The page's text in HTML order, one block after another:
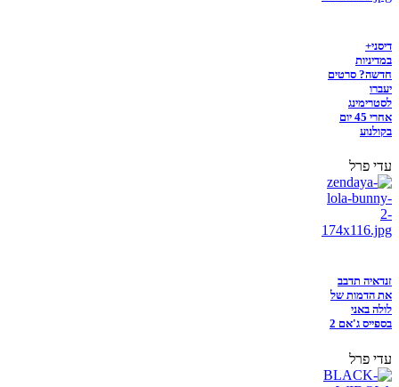
דיסני+
במדיניות
חדשה? סרטים
יעברו
לסטרימינג
אחרי 45 יום
בקולנוע
עדי פרל
זנדאיה תדבב
את הדמות של
לולה באני
בספייס ג'אם 2
עדי פרל